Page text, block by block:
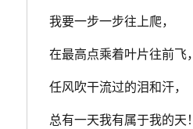
我要一步一步往上爬，
在最高点乘着叶片往前飞，
任风吹干流过的泪和汗，
总有一天我有属于我的天！